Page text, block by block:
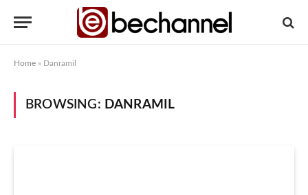
Home » Danramil
BROWSING: DANRAMIL